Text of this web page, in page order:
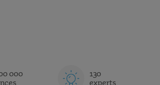
000
130
experts